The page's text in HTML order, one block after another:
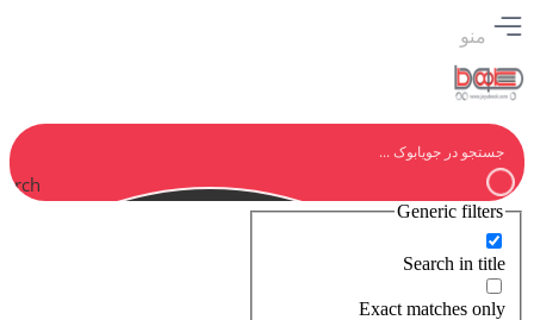
منو
Generic filters
Search in title
Exact matches only